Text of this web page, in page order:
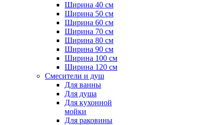
Ширина 40 см
Ширина 50 см
Ширина 60 см
Ширина 70 см
Ширина 80 см
Ширина 90 см
Ширина 100 см
Ширина 120 см
Смесители и душ
Для ванны
Для душа
Для кухонной
мойки
Для раковины